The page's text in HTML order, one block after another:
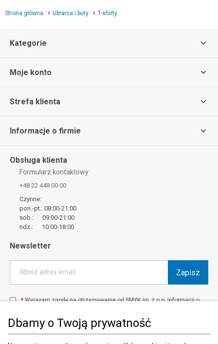
Dbamy o Twoją prywatność
Strona główna Ubrania i buty T-shirty
Kategorie
Moje konto
Strefa klienta
Informacje o firmie
Obsługa klienta
Formularz kontaktowy
+48 22 448 00 00
Czynne:
pon.-pt.: 08:00-21:00
sob.: 09:00-21:00
ndz.: 10:00-18:00
Newsletter
Wpisz adres email Zapisz
*Wyrażam zgodę na otrzymywanie od SMYK sp. z o.o. informacji o
elektronicznej (e-mail).
W każdej chwili możesz z łatwością cofnąć wyrażone zgody.